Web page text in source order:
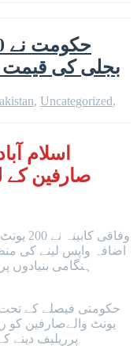
بجلی کی قیمت
, Uncategorized,
صارفین کے
وفاقی
اضافہ واپس لینے کی
ہنگامی
یونٹ والےصارفین کو
پرریلیف دینے کے لیے تقریباً